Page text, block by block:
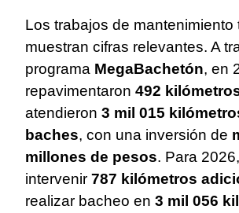
Los trabajos de mantenimiento
muestran cifras relevantes. A
programa MegaBachetón, en
repavimentaron 492
atendieron 3 mil 015
baches, con una inversión de
millones de pesos. Para
intervenir 787 kilómetros
realizar bacheo en 3 mil 056